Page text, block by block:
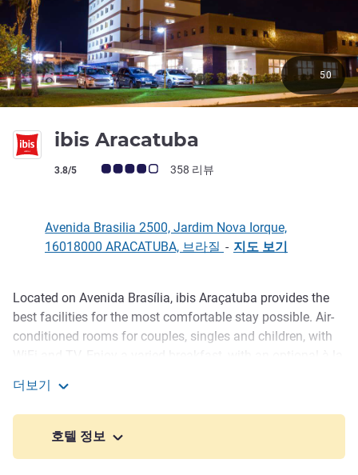
ibis Aracatuba
고객 평점 (ALL 평가)
3.8/5 358 리뷰
50
Avenida Brasilia 2500, Jardim Nova Iorque,
16018000 ARACATUBA, 브라질 - 지도 보기
호텔설명
Located on Avenida Brasília, ibis Araçatuba provides the
best facilities for the most comfortable stay possible. Air-
conditioned rooms for couples, singles and children, with
dishes. Free hotel parking available, with pets more than
welcome for an additional fee.
Get to know the city while staying at ibis Araçatuba. Visit
더보기
호텔 정보